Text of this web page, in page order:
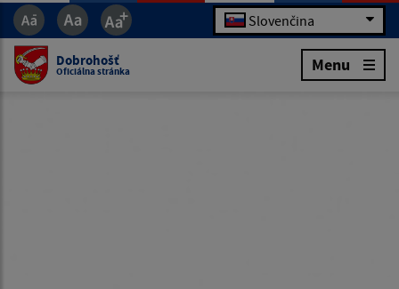
Slovenčina
Dobrohošť
Oficiálna stránka Menu